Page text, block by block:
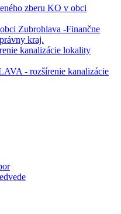
zberu KO v obci
Zubrohlava -Finančne
kraj.
kanalizácie lokality
- rozšírenie kanalizácie